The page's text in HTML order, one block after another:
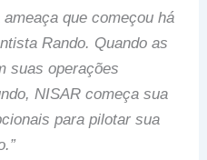
que começou há
Rando. Quando as
suas operações
NISAR começa sua
para pilotar sua